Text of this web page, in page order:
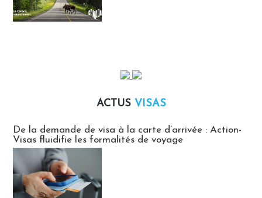
ACTUS VISAS
De la demande de visa à la carte d’arrivée : Action-
Visas fluidifie les formalités de voyage